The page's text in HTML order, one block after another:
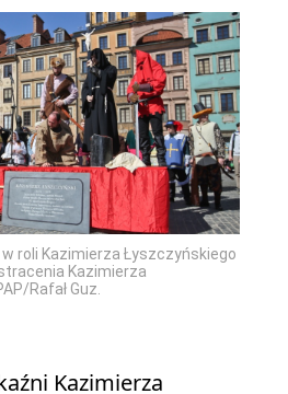
roli Kazimierza Łyszczyńskiego
Kazimierza
Rafał Guz.
Kazimierza